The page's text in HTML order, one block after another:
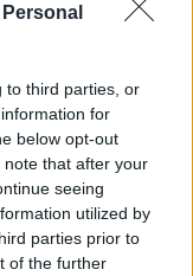
to third parties, or
for
below opt-out
that after your
seeing
utilized by
parties prior to
of the further
líbí